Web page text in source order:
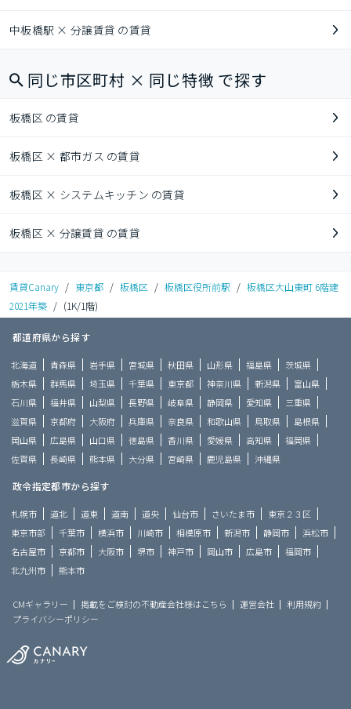
中板橋駅 × 分譲賃貸 の賃貸
同じ市区町村 × 同じ特徴 で探す
板橋区 の賃貸
板橋区 × 都市ガス の賃貸
板橋区 × システムキッチン の賃貸
板橋区 × 分譲賃貸 の賃貸
賃貸Canary / 東京都 / 板橋区 / 板橋区役所前駅 / 板橋区大山東町 6階建
2021年築 / (1K/1階)
都道府県から探す
北海道 青森県 岩手県 宮城県 秋田県 山形県 福島県
茨城県
栃木県
群馬県 埼玉県 千葉県 東京都 神奈川県 新潟県
富山県
石川県
福井県 山梨県 長野県 岐阜県 静岡県 愛知県
三重県
滋賀県
京都府 大阪府 兵庫県 奈良県 和歌山県 鳥取県
島根県
岡山県
広島県 山口県 徳島県 香川県 愛媛県 高知県
福岡県
佐賀県
長崎県 熊本県 大分県 宮崎県 鹿児島県 沖縄県
政令指定都市から探す
札幌市 道北 道東 道南 道央 仙台市 さいたま市
東京２３区
東京市部
千葉市 横浜市 川崎市 相模原市 新潟市 静岡市
浜松市
名古屋市
京都市 大阪市 堺市 神戸市 岡山市 広島市
福岡市
北九州市
熊本市
CMギャラリー 掲載をご検討の不動産会社様はこちら 運営会社
利用規約
プライバシーポリシー